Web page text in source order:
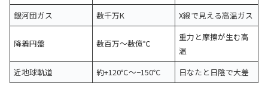
銀河団ガス
数千万K X線で見える高温ガス
降着円盤 数百万〜数億℃
重力と摩擦が生む高
温
近地球軌道
約+120℃〜−150℃ 日なたと日陰で大差